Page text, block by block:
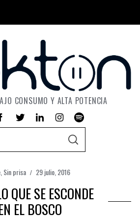
CONSUMO Y ALTA POTENCIA
S
,Sin prisa 29 julio, 2016
QUE SE ESCONDE
EL BOSCO